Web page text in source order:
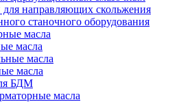
для направляющих скольжения
станочного оборудования
масла
масла
масла
масла
БДМ
масла